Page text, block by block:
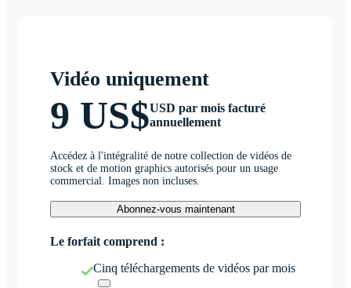
Vidéo uniquement
9 US$USD par mois facturé
annuellement
Accédez à l'intégralité de notre collection de vidéos de
stock et de motion graphics autorisés pour un usage
commercial. Images non incluses.
Abonnez-vous maintenant
Le forfait comprend :
Cinq téléchargements de vidéos par mois